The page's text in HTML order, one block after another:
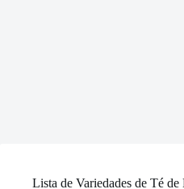
Lista de Variedades de Té